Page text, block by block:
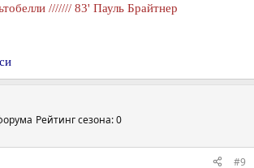
/////// 83' Пауль Брайтнер
Рейтинг сезона: 0
#9